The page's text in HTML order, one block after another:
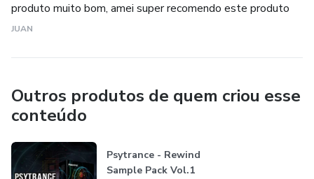
produto muito bom, amei super recomendo este produto
JUAN
Outros produtos de quem criou esse
conteúdo
Psytrance - Rewind
Sample Pack Vol.1